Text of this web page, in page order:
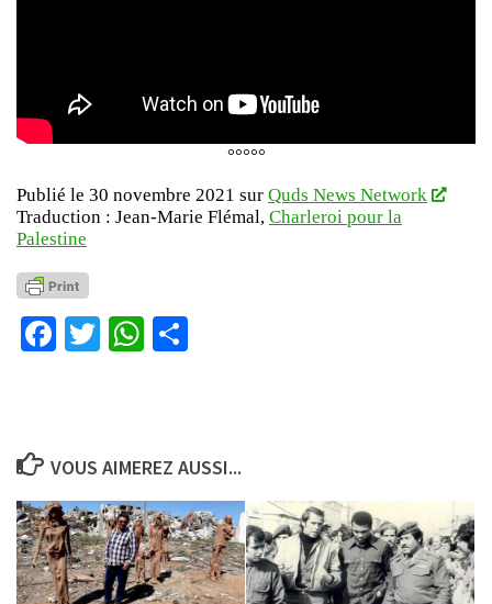
°°°°°
Publié le 30 novembre 2021 sur Quds News Network
Traduction : Jean-Marie Flémal, Charleroi pour la
Palestine
Facebook
TwitterWhatsApp
VOUS AIMEREZ AUSSI...